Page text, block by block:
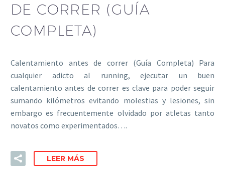
DE CORRER (GUÍA
COMPLETA)
Calentamiento antes de correr (Guía Completa) Para
cualquier adicto al running, ejecutar un buen
calentamiento antes de correr es clave para poder seguir
sumando kilómetros evitando molestias y lesiones, sin
embargo es frecuentemente olvidado por atletas tanto
novatos como experimentados….
LEER MÁS